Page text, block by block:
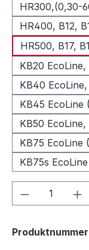
HR300,(0,30-
HR400, B12,
HR500, B17,
KB20
KB40
KB45 EcoLine
KB50
KB75 EcoLine
KB75s
Produkt